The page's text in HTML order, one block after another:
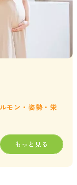
モン・姿勢・栄
もっと見る